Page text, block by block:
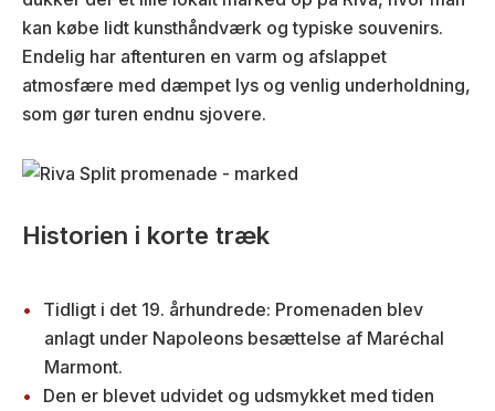
kan købe lidt kunsthåndværk og typiske souvenirs.
Endelig har aftenturen en varm og afslappet
atmosfære med dæmpet lys og venlig underholdning,
som gør turen endnu sjovere.
Historien i korte træk
Tidligt i det 19. århundrede: Promenaden blev
anlagt under Napoleons besættelse af Maréchal
Marmont.
Den er blevet udvidet og udsmykket med tiden